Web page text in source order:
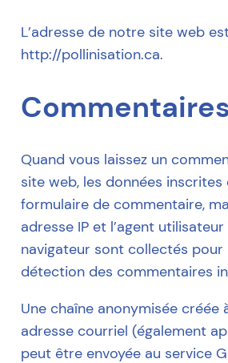
L’adresse de notre site web
http://pollinisation.ca.
Quand vous laissez un
site web, les données inscrites
formulaire de commentaire,
adresse IP et l’agent
navigateur sont collectés pour
détection des commentaires
Une chaîne anonymisée
adresse courriel (également
peut être envoyée au service